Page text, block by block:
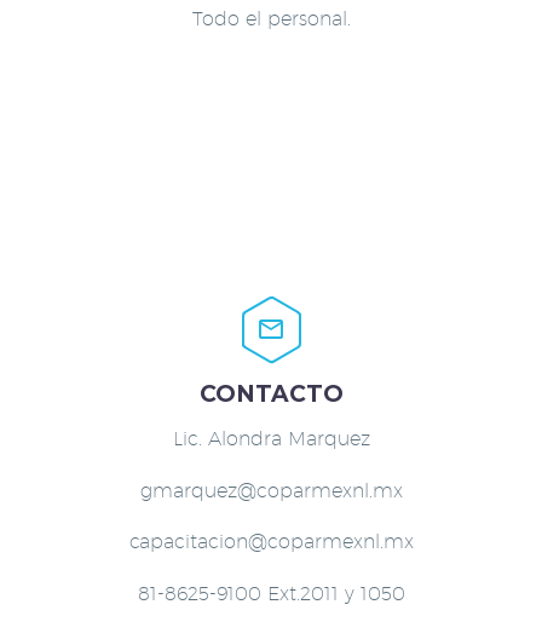
Todo el personal.


CONTACTO
Lic. Alondra Marquez
gmarquez@coparmexnl.mx
capacitacion@coparmexnl.mx
81-8625-9100 Ext.2011 y 1050